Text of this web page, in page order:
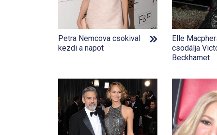
Petra Nemcova csokival
kezdi a napot
Elle
csodálja
Beckhamet